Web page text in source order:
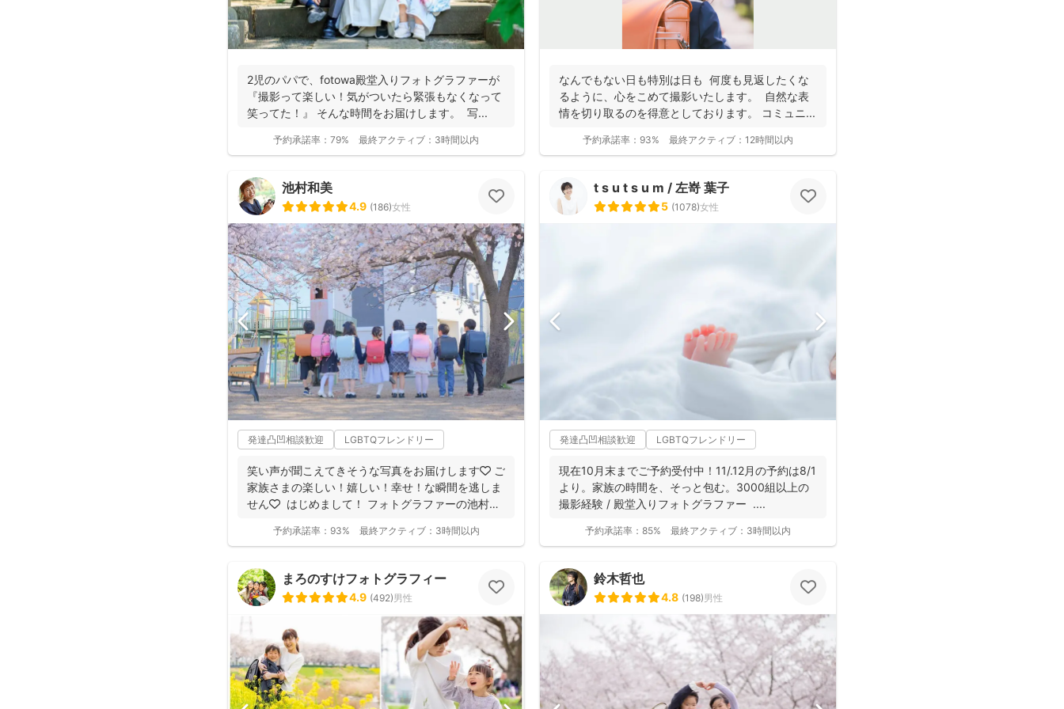
2児のパパで、fotowa殿堂入りフォトグラファーが
『撮影って楽しい！気がついたら緊張もなくなって
笑ってた！』 そんな時間をお届けします。 写...
予約承諾率： 79% 最終アクティブ： 3時間以内
なんでもない日も特別は日も 何度も見返したくな
るように、心をこめて撮影いたします。 自然な表
情を切り取るのを得意としております。 コミュニ...
予約承諾率： 93% 最終アクティブ： 12時間以内
池村和美
4.9 (186)女性
発達凸凹相談歓迎 LGBTQフレンドリー
笑い声が聞こえてきそうな写真をお届けします🧡 ご
家族さまの楽しい！嬉しい！幸せ！な瞬間を逃しま
せん🧡 ⁡ はじめまして！ フォトグラファーの池村
予約承諾率： 93% 最終アクティブ： 3時間以内
t s u t s u m / 左嵜 葉子
5 (1078)女性
発達凸凹相談歓迎 LGBTQフレンドリー
現在10月末までご予約受付中！11/.12月の予約は8/1
より。家族の時間を、そっと包む。3000組以上の
撮影経験 / 殿堂入りフォトグラファー ....
予約承諾率： 85% 最終アクティブ： 3時間以内
まろのすけフォトグラフィー
4.9 (492)男性
鈴木哲也
4.8 (198)男性